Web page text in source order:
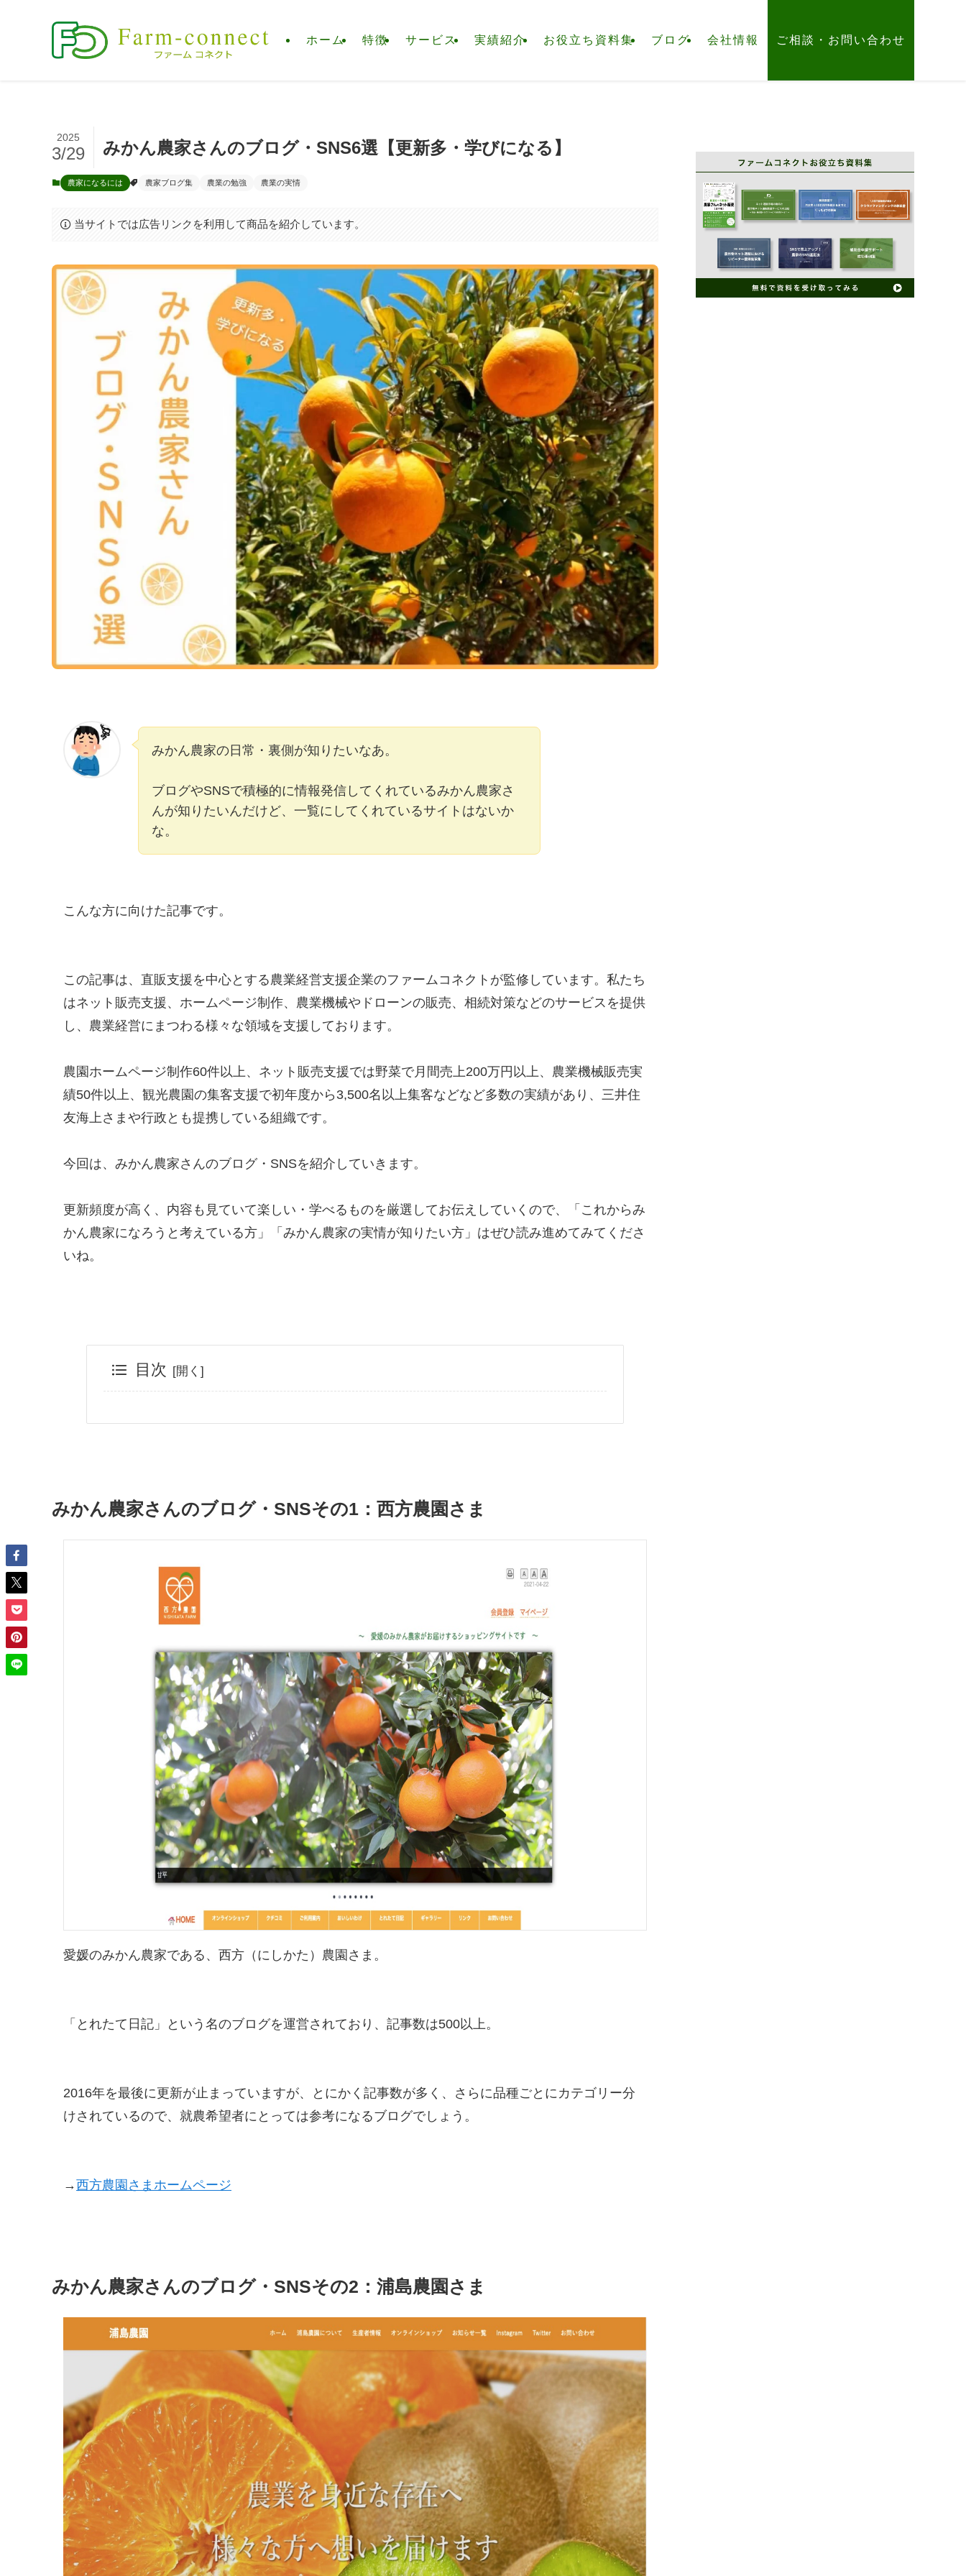
ホーム 特徴 サービス 実績紹介 お役立ち資料集 ブログ 会社情報 ご相談・お問い合わせ
みかん農家さんのブログ・SNS6選【更新多・学びになる】
2025
3/29
農家になるには 農家ブログ集 農業の勉強 農業の実情
当サイトでは広告リンクを利用して商品を紹介しています。
みかん農家の日常・裏側が知りたいなあ。
ブログやSNSで積極的に情報発信してくれているみかん農家さ
んが知りたいんだけど、一覧にしてくれているサイトはないか
な。
こんな方に向けた記事です。
この記事は、直販支援を中心とする農業経営支援企業のファームコネクトが監修しています。私たち
はネット販売支援、ホームページ制作、農業機械やドローンの販売、相続対策などのサービスを提供
し、農業経営にまつわる様々な領域を支援しております。
農園ホームページ制作60件以上、ネット販売支援では野菜で月間売上200万円以上、農業機械販売実
績50件以上、観光農園の集客支援で初年度から3,500名以上集客などなど多数の実績があり、三井住
友海上さまや行政とも提携している組織です。
今回は、みかん農家さんのブログ・SNSを紹介していきます。
更新頻度が高く、内容も見ていて楽しい・学べるものを厳選してお伝えしていくので、「これからみ
かん農家になろうと考えている方」「みかん農家の実情が知りたい方」はぜひ読み進めてみてくださ
いね。
目次
みかん農家さんのブログ・SNSその1：西方農園さま
愛媛のみかん農家である、西方（にしかた）農園さま。
「とれたて日記」という名のブログを運営されており、記事数は500以上。
2016年を最後に更新が止まっていますが、とにかく記事数が多く、さらに品種ごとにカテゴリー分
けされているので、就農希望者にとっては参考になるブログでしょう。
→西方農園さまホームページ
みかん農家さんのブログ・SNSその2：浦島農園さま